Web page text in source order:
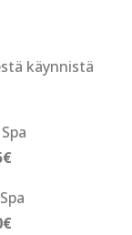
käynnistä
€